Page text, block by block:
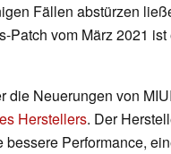
Fällen abstürzen
Patch vom März 2021
die Neuerungen von
Herstellers. Der
bessere Performance,